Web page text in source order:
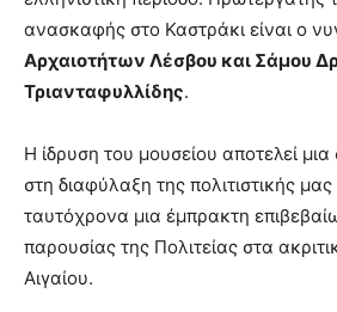
ανασκαφής στο Καστράκι είναι ο
Αρχαιοτήτων Λέσβου και Σάμου
Τριανταφυλλίδης.
Η ίδρυση του μουσείου αποτελεί
στη διαφύλαξη της πολιτιστικής
ταυτόχρονα μια έμπρακτη
παρουσίας της Πολιτείας στα
Αιγαίου.